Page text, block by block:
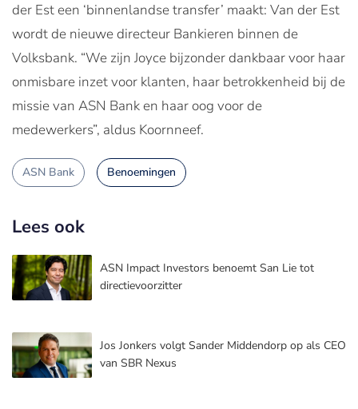
der Est een ‘binnenlandse transfer’ maakt: Van der Est
wordt de nieuwe directeur Bankieren binnen de
Volksbank. “We zijn Joyce bijzonder dankbaar voor haar
onmisbare inzet voor klanten, haar betrokkenheid bij de
missie van ASN Bank en haar oog voor de
medewerkers”, aldus Koornneef.
ASN Bank Benoemingen
Lees ook
ASN Impact Investors benoemt San Lie tot
directievoorzitter
Jos Jonkers volgt Sander Middendorp op als CEO
van SBR Nexus